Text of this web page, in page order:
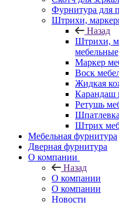
Фурнитура для
Штрихи,
Назад
Штрихи,
мебельные
Маркер
Воск
Жидкая
Карандаш
Ретушь
Штрих
Мебельная фурнитура
Дверная фурнитура
О компании
Назад
О компании
О компании
Новости